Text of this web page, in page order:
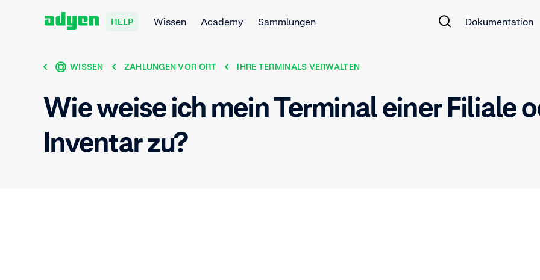
HELP Wissen Academy Sammlungen Dokumentation
WISSEN ZAHLUNGEN VOR ORT IHRE TERMINALS VERWALTEN
Wie weise ich mein Terminal einer Filiale
Inventar zu?